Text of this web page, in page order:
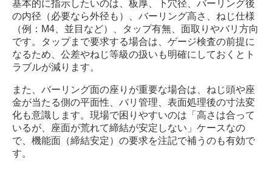
基本的に指示したいのは、板厚、下穴径、バーリング後
の内径（必要なら外径も）、バーリング高さ、ねじ仕様
（例： M4 、並目など）、タップ有無、面取りやバリ方向
です。タップまで要求する場合は、ゲージ検査の前提に
なるため、公差やねじ等級の扱いも明確にしておくとト
ラブルが減ります。
また、バーリング面の座りが重要な場合は、ねじ頭や座
金が当たる側の平面性、バリ管理、表面処理後の寸法変
化も意識します。現場で困りやすいのは「高さは合って
いるが、座面が荒れて締結が安定しない」ケースなの
で、機能面（締結安定）の要求を注記で補うのも有効で
す。